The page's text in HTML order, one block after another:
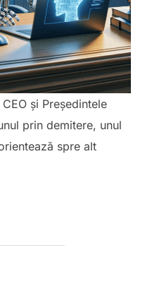
și Președintele
prin demitere, unul
spre alt